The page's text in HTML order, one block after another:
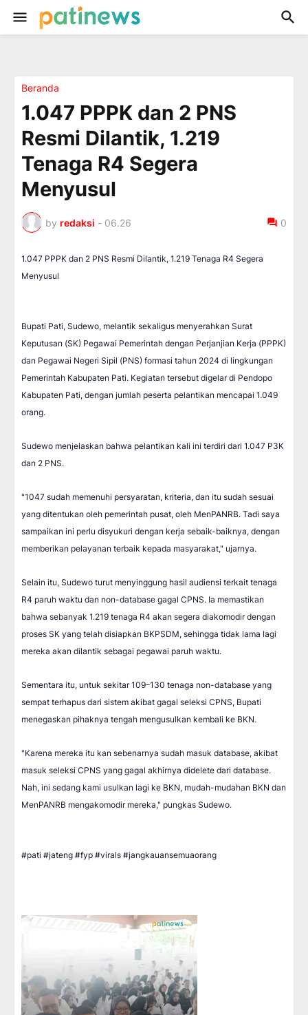
Beranda
1.047 PPPK dan 2 PNS
Resmi Dilantik, 1.219
Tenaga R4 Segera
Menyusul
by redaksi - 06.26 0
1.047 PPPK dan 2 PNS Resmi Dilantik, 1.219 Tenaga R4 Segera
Menyusul
Bupati Pati, Sudewo, melantik sekaligus menyerahkan Surat
Keputusan (SK) Pegawai Pemerintah dengan Perjanjian Kerja (PPPK)
dan Pegawai Negeri Sipil (PNS) formasi tahun 2024 di lingkungan
Pemerintah Kabupaten Pati. Kegiatan tersebut digelar di Pendopo
Kabupaten Pati, dengan jumlah peserta pelantikan mencapai 1.049
orang.
Sudewo menjelaskan bahwa pelantikan kali ini terdiri dari 1.047 P3K
dan 2 PNS.
"1047 sudah memenuhi persyaratan, kriteria, dan itu sudah sesuai
yang ditentukan oleh pemerintah pusat, oleh MenPANRB. Tadi saya
sampaikan ini perlu disyukuri dengan kerja sebaik-baiknya, dengan
memberikan pelayanan terbaik kepada masyarakat," ujarnya.
Selain itu, Sudewo turut menyinggung hasil audiensi terkait tenaga
R4 paruh waktu dan non-database gagal CPNS. Ia memastikan
bahwa sebanyak 1.219 tenaga R4 akan segera diakomodir dengan
proses SK yang telah disiapkan BKPSDM, sehingga tidak lama lagi
mereka akan dilantik sebagai pegawai paruh waktu.
Sementara itu, untuk sekitar 109–130 tenaga non-database yang
sempat terhapus dari sistem akibat gagal seleksi CPNS, Bupati
menegaskan pihaknya tengah mengusulkan kembali ke BKN.
"Karena mereka itu kan sebenarnya sudah masuk database, akibat
masuk seleksi CPNS yang gagal akhirnya didelete dari database.
Nah, ini sedang kami usulkan lagi ke BKN, mudah-mudahan BKN dan
MenPANRB mengakomodir mereka," pungkas Sudewo.
#pati #jateng #fyp #virals #jangkauansemuaorang